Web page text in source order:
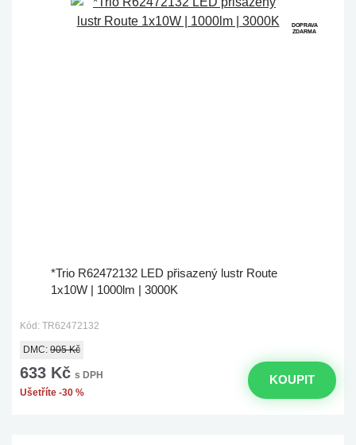
DOPRAVA
ZDARMA
*Trio R62472132 LED přisazený lustr Route
1x10W | 1000lm | 3000K
Kód: TR62472132
DMC: 905 Kč
633 Kč s DPH
Ušetříte -30 %
KOUPIT